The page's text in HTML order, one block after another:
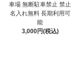
車場 無断駐車禁止 禁止
名入れ無料 長期利用可
能
3,000円(税込)